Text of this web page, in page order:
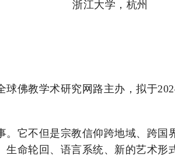
浙江大学，杭州
佛教学术研究网路主办，拟于
它不但是宗教信仰跨地域、跨
命轮回、语言系统、新的艺术